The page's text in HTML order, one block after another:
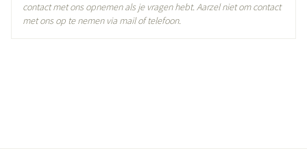
contact met ons opnemen als je vragen hebt. Aarzel niet om contact
met ons op te nemen via mail of telefoon.